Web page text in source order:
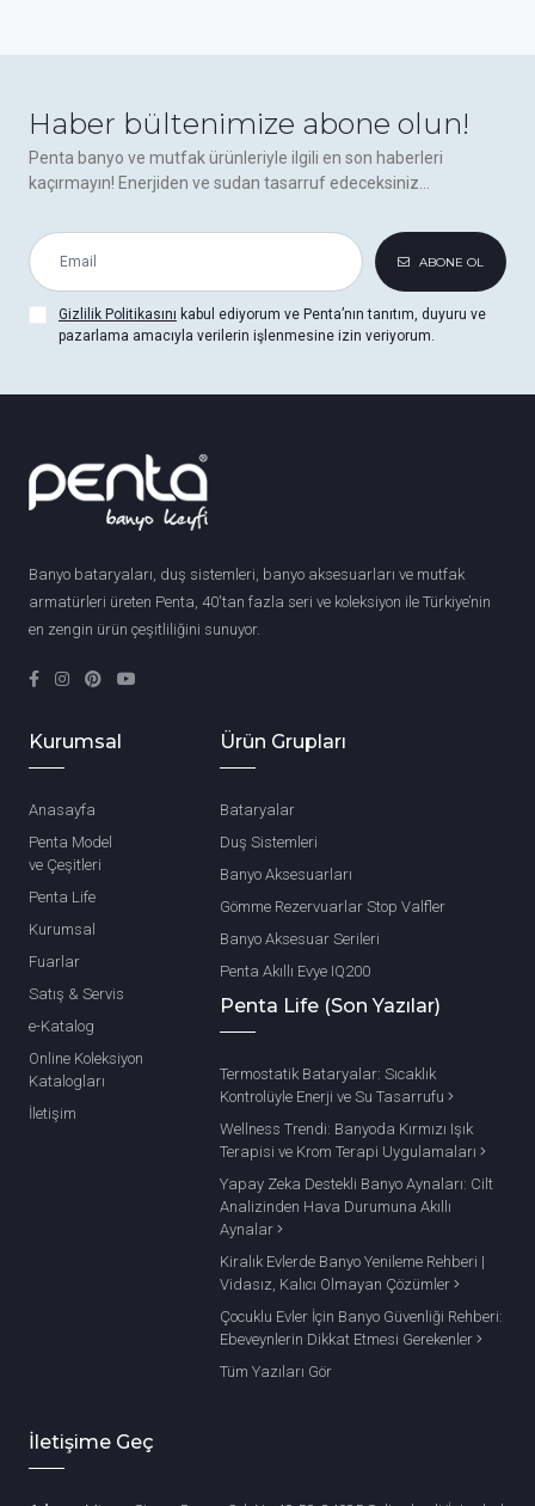
Haber bültenimize abone olun!
Penta banyo ve mutfak ürünleriyle ilgili en son haberleri
kaçırmayın! Enerjiden ve sudan tasarruf edeceksiniz...
ABONE OL
Gizlilik Politikasını kabul ediyorum ve Penta’nın tanıtım, duyuru ve
pazarlama amacıyla verilerin işlenmesine izin veriyorum.
Banyo bataryaları, duş sistemleri, banyo aksesuarları ve mutfak
armatürleri üreten Penta, 40'tan fazla seri ve koleksiyon ile Türkiye’nin
en zengin ürün çeşitliliğini sunuyor.
Kurumsal
Anasayfa
Penta Model
ve Çeşitleri
Penta Life
Kurumsal
Fuarlar
Satış & Servis
e-Katalog
Online Koleksiyon
Katalogları
İletişim
Ürün Grupları
Bataryalar
Duş Sistemleri
Banyo Aksesuarları
Gömme Rezervuarlar Stop Valfler
Banyo Aksesuar Serileri
Penta Akıllı Evye IQ200
Penta Life (Son Yazılar)
Termostatik Bataryalar: Sıcaklık
Kontrolüyle Enerji ve Su Tasarrufu
Wellness Trendi: Banyoda Kırmızı Işık
Terapisi ve Krom Terapi Uygulamaları
Yapay Zeka Destekli Banyo Aynaları: Cilt
Analizinden Hava Durumuna Akıllı
Aynalar
Kiralık Evlerde Banyo Yenileme Rehberi |
Vidasız, Kalıcı Olmayan Çözümler
Çocuklu Evler İçin Banyo Güvenliği Rehberi:
Ebeveynlerin Dikkat Etmesi Gerekenler
Tüm Yazıları Gör
İletişime Geç